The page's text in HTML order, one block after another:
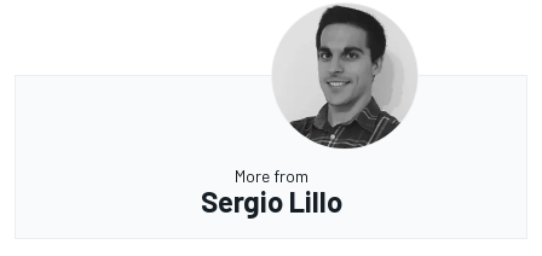
More from
Sergio Lillo